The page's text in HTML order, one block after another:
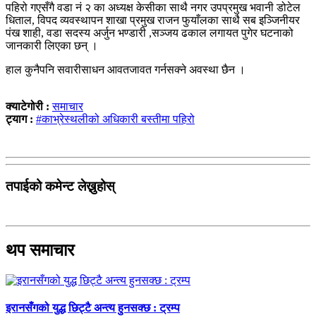
पहिरो गएसँगै वडा नं २ का अध्यक्ष केसीका साथै नगर उपप्रमुख भवानी डोटेल
धिताल, विपद व्यवस्थापन शाखा प्रमुख राजन फुयाँलका साथै सब इञ्जिनीयर
पंख शाही, वडा सदस्य अर्जुन भण्डारी ,सञ्जय ढकाल लगायत पुगेर घटनाको
जानकारी लिएका छन् ।
हाल कुनैपनि सवारीसाधन आवतजावत गर्नसक्ने अवस्था छैन ।
क्याटेगोरी :समाचार
ट्याग : #काभ्रेस्थलीको अधिकारी बस्तीमा पहिरो
तपाईको कमेन्ट लेख्नुहोस्
थप समाचार
इरानसँगको युद्ध छिट्टै अन्त्य हुनसक्छ : ट्रम्प